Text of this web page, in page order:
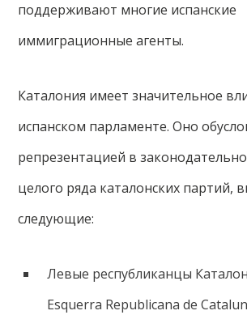
поддерживают многие испанские
иммиграционные агенты.
Каталония имеет значительное
испанском парламенте. Оно
репрезентацией в
целого ряда каталонских партий,
следующие:
Левые республиканцы
Esquerra Republicana de